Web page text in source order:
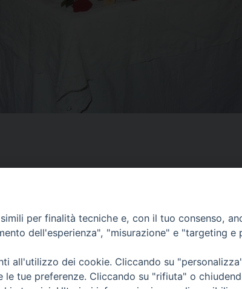
per finalità tecniche e, con il tuo consenso,
dell'esperienza", "misurazione" e "targeting
all'utilizzo dei cookie. Cliccando su
tue preferenze. Cliccando su "rifiuta" o